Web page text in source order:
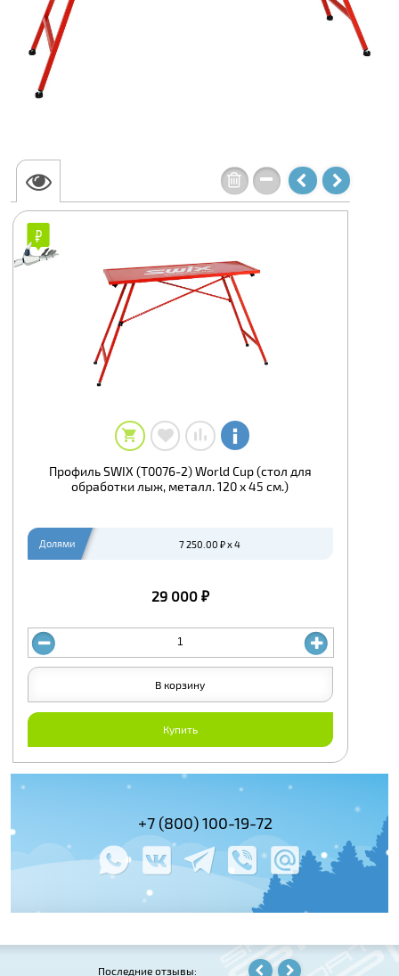
₽₽
Профиль SWIX (T0076-2) World Cup (стол для
обработки лыж, металл. 120 x 45 см.)
Долями 7 250.00 ₽ x 4
29 000 ₽
Купить
В корзину
+7 (495)
+7 (800) 100-19-72
Последние отзывы: